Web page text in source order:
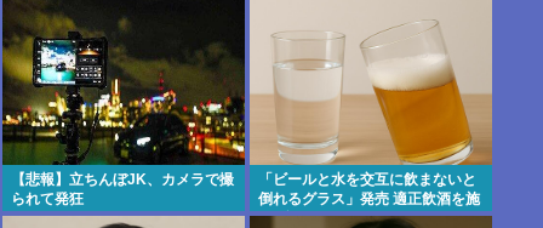
【悲報】立ちんぼJK、カメラで撮
られて発狂
「ビールと水を交互に飲まないと
倒れるグラス」発売 適正飲酒を施
す #酒